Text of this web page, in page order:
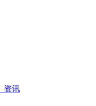
资讯